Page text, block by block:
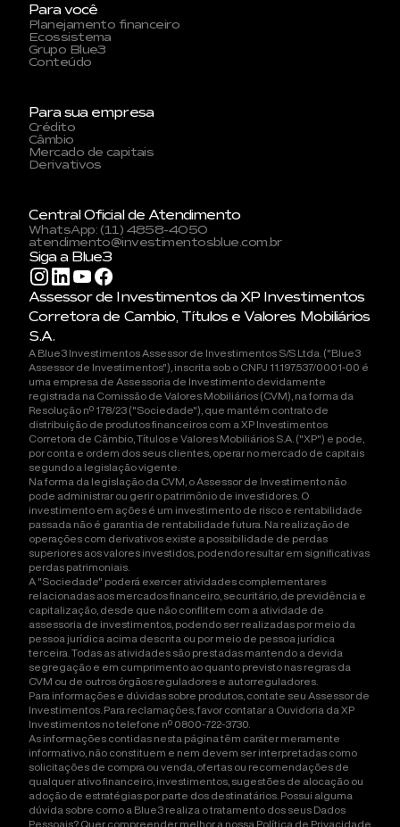
Para você
Planejamento financeiro
Ecossistema
Grupo Blue3
Conteúdo
Para sua empresa
Crédito
Câmbio
Mercado de capitais
Derivativos
Central Oficial de Atendimento
WhatsApp: (11) 4858-4050
atendimento@investimentosblue.com.br
Siga a Blue3
Assessor de Investimentos da XP Investimentos
Corretora de Cambio, Títulos e Valores Mobiliários
S.A.
A Blue3 Investimentos Assessor de Investimentos S/S Ltda. ("Blue3
Assessor de Investimentos"), inscrita sob o CNPJ 11.197.537/0001-00 é
uma empresa de Assessoria de Investimento devidamente
registrada na Comissão de Valores Mobiliários (CVM), na forma da
Resolução nº 178/23 ("Sociedade"), que mantém contrato de
distribuição de produtos financeiros com a XP Investimentos
Corretora de Câmbio, Títulos e Valores Mobiliários S.A. ("XP") e pode,
por conta e ordem dos seus clientes, operar no mercado de capitais
segundo a legislação vigente.
Na forma da legislação da CVM, o Assessor de Investimento não
pode administrar ou gerir o patrimônio de investidores. O
investimento em ações é um investimento de risco e rentabilidade
passada não é garantia de rentabilidade futura. Na realização de
operações com derivativos existe a possibilidade de perdas
superiores aos valores investidos, podendo resultar em significativas
perdas patrimoniais.
A "Sociedade" poderá exercer atividades complementares
relacionadas aos mercados financeiro, securitário, de previdência e
capitalização, desde que não conflitem com a atividade de
assessoria de investimentos, podendo ser realizadas por meio da
pessoa jurídica acima descrita ou por meio de pessoa jurídica
terceira. Todas as atividades são prestadas mantendo a devida
segregação e em cumprimento ao quanto previsto nas regras da
CVM ou de outros órgãos reguladores e autorreguladores.
Para informações e dúvidas sobre produtos, contate seu Assessor de
Investimentos. Para reclamações, favor contatar a Ouvidoria da XP
Investimentos no telefone nº 0800-722-3730.
As informações contidas nesta página têm caráter meramente
informativo, não constituem e nem devem ser interpretadas como
solicitações de compra ou venda, ofertas ou recomendações de
qualquer ativo financeiro, investimentos, sugestões de alocação ou
adoção de estratégias por parte dos destinatários. Possui alguma
dúvida sobre como a Blue3 realiza o tratamento dos seus Dados
Pessoais? Quer compreender melhor a nossa Política de Privacidade